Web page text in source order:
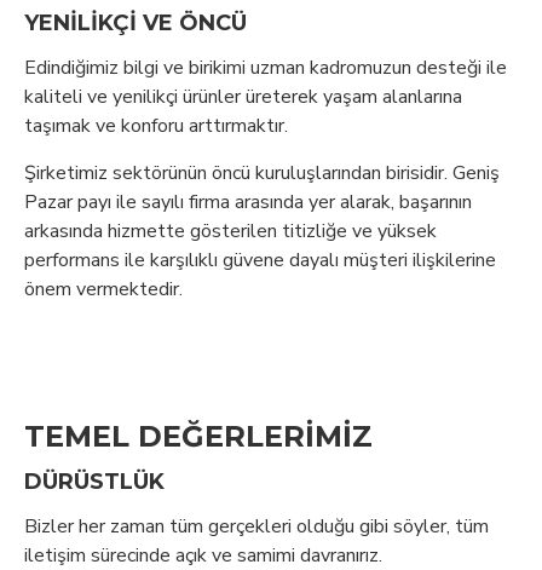
YENILIKÇI VE ÖNCÜ
Edindiğimiz bilgi ve birikimi uzman kadromuzun desteği ile
kaliteli ve yenilikçi ürünler üreterek yaşam alanlarına
taşımak ve konforu arttırmaktır.
Şirketimiz sektörünün öncü kuruluşlarından birisidir. Geniş
Pazar payı ile sayılı firma arasında yer alarak, başarının
arkasında hizmette gösterilen titizliğe ve yüksek
performans ile karşılıklı güvene dayalı müşteri ilişkilerine
önem vermektedir.
TEMEL DEĞERLERİMİZ
DÜRÜSTLÜK
Bizler her zaman tüm gerçekleri olduğu gibi söyler, tüm
iletişim sürecinde açık ve samimi davranırız.